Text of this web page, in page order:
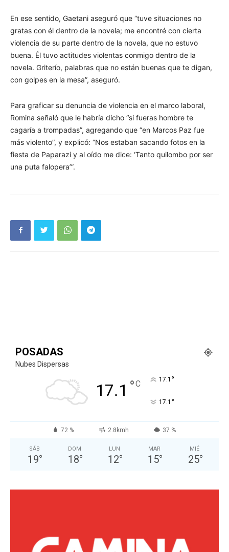
En ese sentido, Gaetani aseguró que “tuve situaciones no
gratas con él dentro de la novela; me encontré con cierta
violencia de su parte dentro de la novela, que no estuvo
buena. Él tuvo actitudes violentas conmigo dentro de la
novela. Griterío, palabras que no están buenas que te digan,
con golpes en la mesa”, aseguró.
Para graficar su denuncia de violencia en el marco laboral,
Romina señaló que le habría dicho “si fueras hombre te
cagaría a trompadas”, agregando que “en Marcos Paz fue
más violento”, y explicó: “Nos estaban sacando fotos en la
fiesta de Paparazi y al oído me dice: ‘Tanto quilombo por ser
una puta falopera’”.
POSADAS
Nubes Dispersas
17.1 °C 17.1 °
17.1 °
72 % 2.8kmh 37 %
SÁB
19°
DOM
18°
LUN
12°
MAR
15°
MIÉ
25°